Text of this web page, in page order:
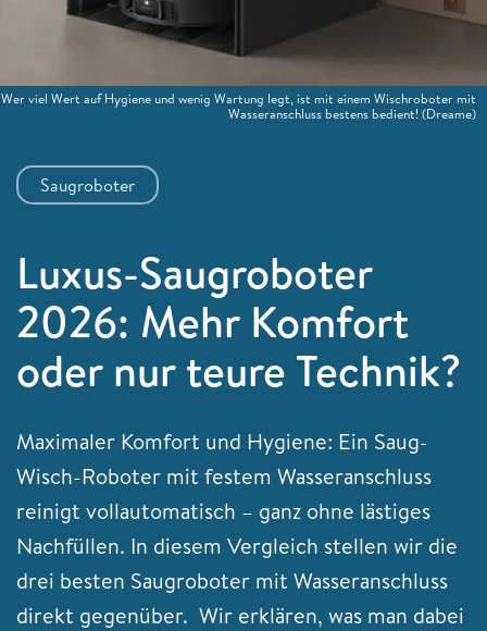
Saugroboter
Luxus-Saugroboter
2026: Mehr Komfort
oder nur teure Technik?
Maximaler Komfort und Hygiene: Ein Saug-
Wisch-Roboter mit festem Wasseranschluss
reinigt vollautomatisch – ganz ohne lästiges
Nachfüllen. In diesem Vergleich stellen wir die
drei besten Saugroboter mit Wasseranschluss
direkt gegenüber. Wir erklären, was man dabei
Wer viel Wert auf Hygiene und wenig Wartung legt, ist mit einem Wischroboter mit
Wasseranschluss bestens bedient!(Dreame)